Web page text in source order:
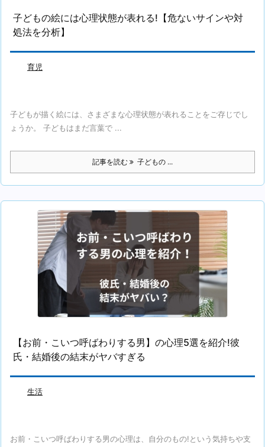
子どもの絵には心理状態が表れる!【危ないサインや対
処法を分析】
育児
子どもが描く絵には、さまざまな心理状態が表れることをご存じでし
ょうか。 子どもはまだ言葉で ...
記事を読む 子どもの ...
【お前・こいつ呼ばわりする男】の心理5選を紹介!彼
氏・結婚後の結末がヤバすぎる
生活
お前・こいつ呼ばわりする男の心理は、自分のもの!という気持ちや支